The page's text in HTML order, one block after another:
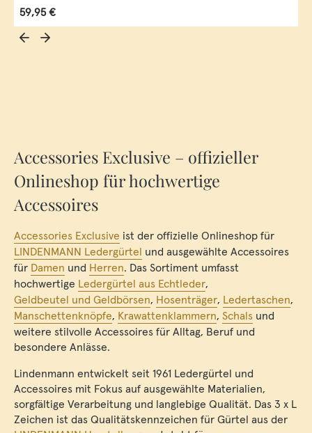
Regulärer Preis:
59,95 €
Accessories Exclusive – offizieller
Onlineshop für hochwertige
Accessoires
Accessories Exclusive ist der offizielle Onlineshop für
LINDENMANN Ledergürtel und ausgewählte Accessoires
für Damen und Herren. Das Sortiment umfasst
hochwertige Ledergürtel aus Echtleder,
Geldbeutel und Geldbörsen, Hosenträger, Ledertaschen,
Manschettenknöpfe, Krawattenklammern, Schals und
weitere stilvolle Accessoires für Alltag, Beruf und
besondere Anlässe.
Lindenmann entwickelt seit 1961 Ledergürtel und
Accessoires mit Fokus auf ausgewählte Materialien,
sorgfältige Verarbeitung und langlebige Qualität. Das 3 x L
Zeichen ist das Qualitätskennzeichen für Gürtel aus der